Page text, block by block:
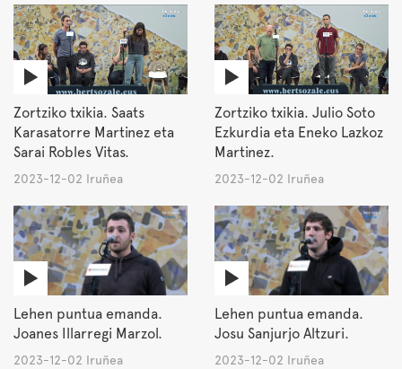
Zortziko txikia. Saats
Karasatorre Martinez eta
Sarai Robles Vitas.
2023-12-02 Iruñea
Zortziko txikia. Julio Soto
Ezkurdia eta Eneko Lazkoz
Martinez.
2023-12-02 Iruñea
Lehen puntua emanda.
Joanes Illarregi Marzol.
2023-12-02 Iruñea
Lehen puntua emanda.
Josu Sanjurjo Altzuri.
2023-12-02 Iruñea